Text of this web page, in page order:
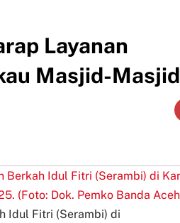
Layanan
Masjid-Masjid
Idul Fitri (Serambi) di